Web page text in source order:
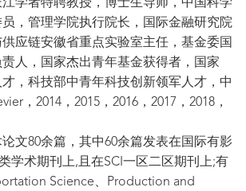
学者特聘教授，博士生导师，中国科学
，管理学院执行院长，国际金融研究院
应链安徽省重点实验室主任，基金委国
人，国家杰出青年基金获得者，国家
，科技部中青年科技创新领军人才，中
，2014，2015，2016，2017，2018，
文80余篇，其中60余篇发表在国际有影
学术期刊上,且在SCI一区二区期刊上;有
Science、Production and